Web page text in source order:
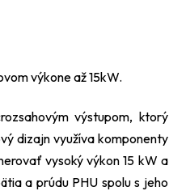
výkone až 15kW.
výstupom, ktorý
dizajn využíva komponenty
vysoký výkon 15 kW a
a prúdu PHU spolu s jeho